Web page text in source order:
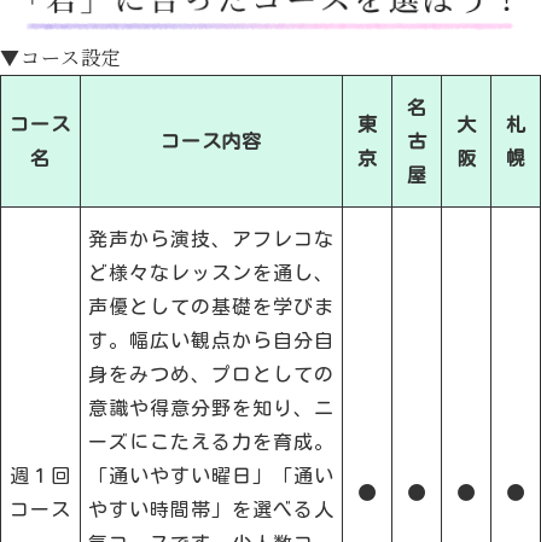
▼コース設定
コース
名
コース内容
東
京
名
古
屋
大
阪
札
幌
週１回
コース
発声から演技、アフレコな
ど様々なレッスンを通し、
声優としての基礎を学びま
す。幅広い観点から自分自
身をみつめ、プロとしての
意識や得意分野を知り、ニ
ーズにこたえる力を育成。
「通いやすい曜日」「通い
やすい時間帯」を選べる人
● ● ● ●